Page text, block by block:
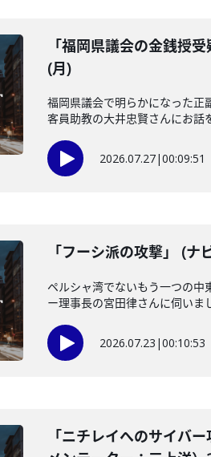
「福岡県議会の金銭授
(月)
福岡県議会で明らかになった正
客員助教の大井忠賢さんにお話
2026.07.27|00:09:51
「フーシ派の攻撃」 (
ペルシャ湾でないもう一つの中
ー理事長の宮田律さんに伺いま
2026.07.23 |00:10:53
「ニチレイへのサイバ